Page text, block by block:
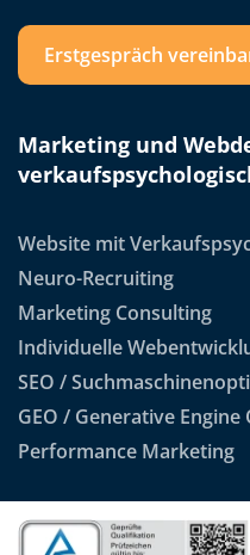
Erstgespräch
Marketing und
Website mit
Neuro-Recruiting
Marketing Consulting
Individuelle
SEO /
GEO / Generative
Performance Marketing